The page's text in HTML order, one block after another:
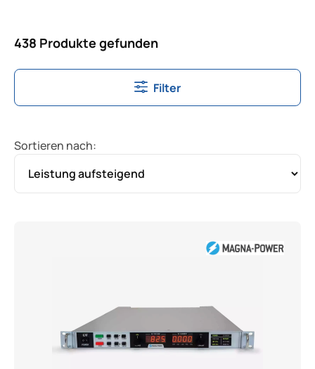
438 Produkte gefunden
Filter
Sortieren nach: